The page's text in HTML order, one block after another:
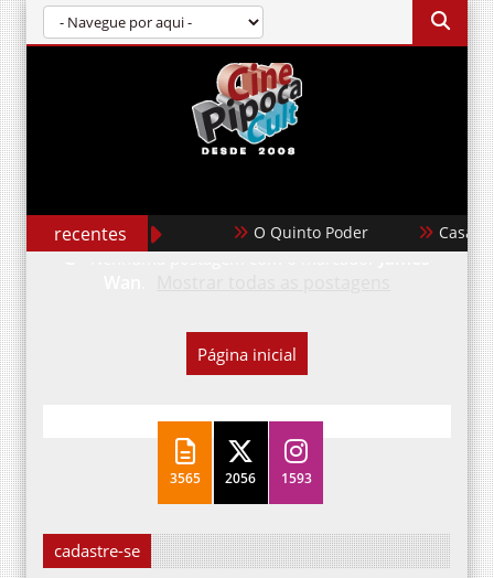
recentes O Quinto Poder
Nenhuma postagem com o marcadorJames
Página inicial
3565 2056 1593
cadastre-se